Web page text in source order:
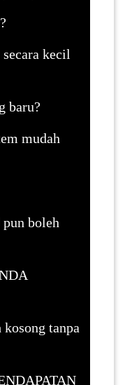
kecil
baru?
mudah
boleh
kosong tanpa